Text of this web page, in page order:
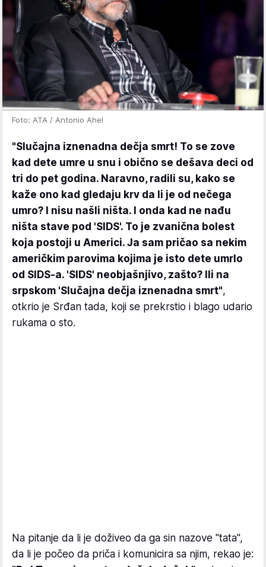
Foto: ATA / Antonio Ahel
"Slučajna iznenadna dečja smrt! To se zove
kad dete umre u snu i obično se dešava deci od
tri do pet godina. Naravno, radili su, kako se
kaže ono kad gledaju krv da li je od nečega
umro? I nisu našli ništa. I onda kad ne nađu
ništa stave pod 'SIDS'. To je zvanična bolest
koja postoji u Americi. Ja sam pričao sa nekim
američkim parovima kojima je isto dete umrlo
od SIDS-a. 'SIDS' neobjašnjivo, zašto? Ili na
srpskom 'Slučajna dečja iznenadna smrt",
otkrio je Srđan tada, koji se prekrstio i blago udario
rukama o sto.
Na pitanje da li je doživeo da ga sin nazove "tata",
da li je počeo da priča i komunicira sa njim, rekao je: